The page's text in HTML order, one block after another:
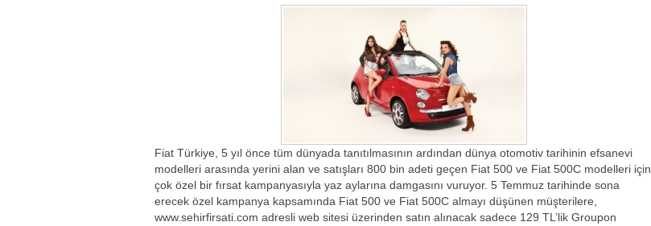
Fiat Türkiye, 5 yıl önce tüm dünyada tanıtılmasının ardından dünya otomotiv tarihinin efsanevi
modelleri arasında yerini alan ve satışları 800 bin adeti geçen Fiat 500 ve Fiat 500C modelleri için
çok özel bir fırsat kampanyasıyla yaz aylarına damgasını vuruyor. 5 Temmuz tarihinde sona
erecek özel kampanya kapsamında Fiat 500 ve Fiat 500C almayı düşünen müşterilere,
www.sehirfirsati.com adresli web sitesi üzerinden satın alınacak sadece 129 TL’lik Groupon